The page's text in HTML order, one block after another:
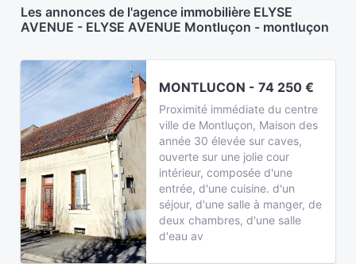
Les annonces de l'agence immobilière ELYSE
AVENUE - ELYSE AVENUE Montluçon - montluçon
MONTLUCON - 74 250 €
Proximité immédiate du centre
ville de Montluçon, Maison des
année 30 élevée sur caves,
ouverte sur une jolie cour
intérieur, composée d'une
entrée, d'une cuisine. d'un
séjour, d'une salle à manger, de
deux chambres, d'une salle
d'eau av